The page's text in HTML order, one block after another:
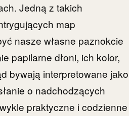
Jedną z takich
map
nasze własne paznokcie
papilarne dłoni, ich kolor,
bywają interpretowane jako
o nadchodzących
praktyczne i codzienne